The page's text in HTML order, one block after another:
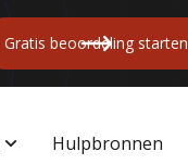
Gratis beoordeling starten
Hulpbronnen